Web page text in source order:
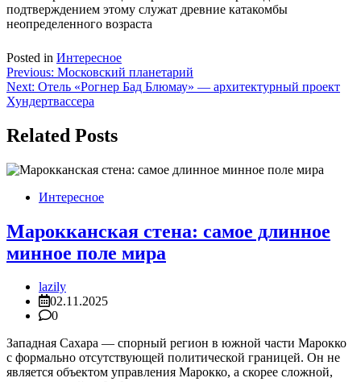
подтверждением этому служат древние катакомбы
неопределенного возраста
Posted in Интересное
Навигация
по
Previous: Московский планетарий
Next: Отель «Рогнер Бад Блюмау» — архитектурный проект
Хундертвассера
Related Posts
Интересное
Марокканская стена: самое длинное
минное поле мира
lazily
02.11.2025
0
Западная Сахара — спорный регион в южной части Марокко
с формально отсутствующей политической границей. Он не
является объектом управления Марокко, а скорее сложной,